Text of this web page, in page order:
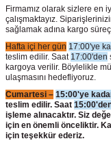
Firmamız olarak sizlere en
çalışmaktayız.
sağlamak adına kargo
Hafta içi her gün 17:00'ye
teslim edilir. Saat 17:00'den
kargoya verilir. Böylelikle
ulaşmasını hedefliyoruz.
Cumartesi – 15:00'ye
teslim edilir. Saat
işleme alınacaktır. Siz
için en önemli önceliktir.
için teşekkür ederiz.